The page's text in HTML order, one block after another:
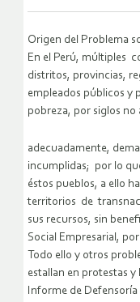
Origen del Problema
En el Perú, múltiples
distritos, provincias,
empleados públicos y
pobreza, por siglos no
adecuadamente,
incumplidas; por lo
éstos pueblos, a ello
territorios de
sus recursos, sin
Social Empresarial,
Todo ello y otros
estallan en protestas y
Informe de Defensoría